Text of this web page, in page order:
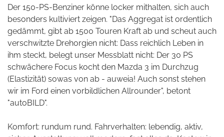
Der 150-PS-Benziner könne locker mithalten, sich auch
besonders kultiviert zeigen. "Das Aggregat ist ordentlich
gedämmt, gibt ab 1500 Touren Kraft ab und scheut auch
verschwitzte Drehorgien nicht: Dass reichlich Leben in
ihm steckt, belegt unser Messblatt nicht: Der 30 PS
schwächere Focus kocht den Mazda 3 im Durchzug
(Elastizität) sowas von ab - auweia! Auch sonst stehen
wir im Ford einen vorbildlichen Allrounder", betont
"autoBILD".
Komfort: rundum rund. Fahrverhalten: lebendig, aktiv,